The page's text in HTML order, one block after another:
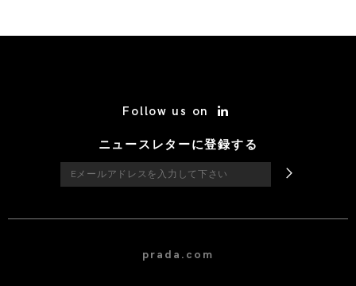
Follow us on
ニュースレターに登録する
prada.com